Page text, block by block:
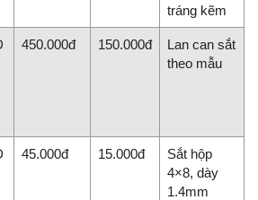
tráng kẽm
450.000đ 150.000đ
Lan can sắt
theo mẫu
45.000đ 15.000đ
Sắt hộp
4×8, dày
1.4mm